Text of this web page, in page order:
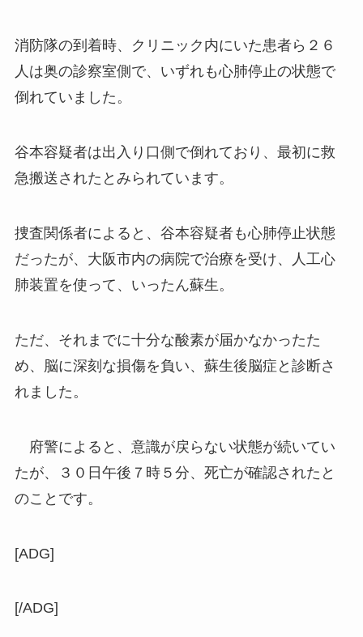
消防隊の到着時、クリニック内にいた患者ら２６
人は奥の診察室側で、いずれも心肺停止の状態で
倒れていました。
谷本容疑者は出入り口側で倒れており、最初に救
急搬送されたとみられています。
捜査関係者によると、谷本容疑者も心肺停止状態
だったが、大阪市内の病院で治療を受け、人工心
肺装置を使って、いったん蘇生。
ただ、それまでに十分な酸素が届かなかったた
め、脳に深刻な損傷を負い、蘇生後脳症と診断さ
れました。
府警によると、意識が戻らない状態が続いてい
たが、３０日午後７時５分、死亡が確認されたと
のことです。
[ADG]
[/ADG]